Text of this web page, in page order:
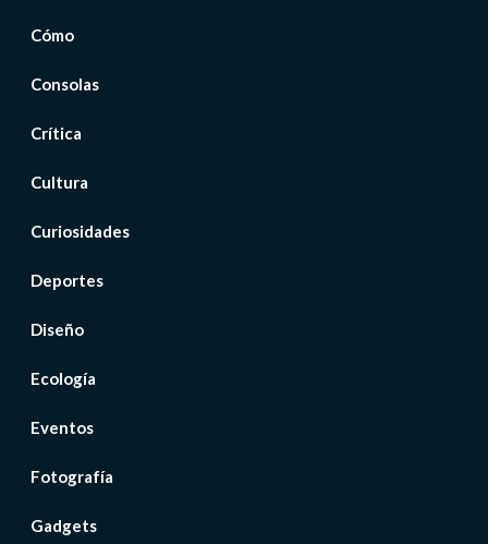
Cómo
Consolas
Crítica
Cultura
Curiosidades
Deportes
Diseño
Ecología
Eventos
Fotografía
Gadgets